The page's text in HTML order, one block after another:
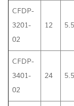
CFDP-
3201-
02
12 5.5
CFDP-
3401-
02
24 5.5